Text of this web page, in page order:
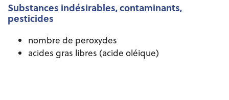
Substances indésirables, contaminants,
pesticides
nombre de peroxydes
acides gras libres (acide oléique)